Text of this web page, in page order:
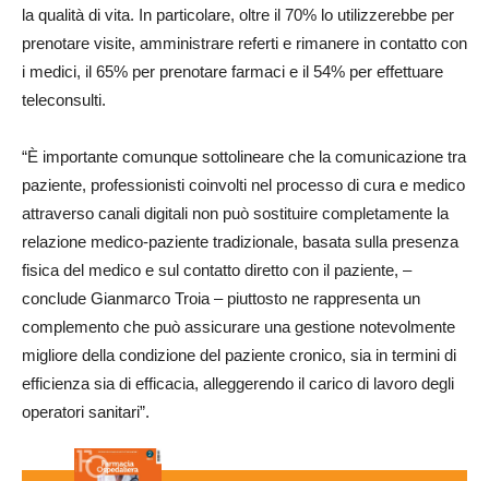
la qualità di vita. In particolare, oltre il 70% lo utilizzerebbe per
prenotare visite, amministrare referti e rimanere in contatto con
i medici, il 65% per prenotare farmaci e il 54% per effettuare
teleconsulti.
“È importante comunque sottolineare che la comunicazione tra
paziente, professionisti coinvolti nel processo di cura e medico
attraverso canali digitali non può sostituire completamente la
relazione medico-paziente tradizionale, basata sulla presenza
fisica del medico e sul contatto diretto con il paziente, –
conclude Gianmarco Troia – piuttosto ne rappresenta un
complemento che può assicurare una gestione notevolmente
migliore della condizione del paziente cronico, sia in termini di
efficienza sia di efficacia, alleggerendo il carico di lavoro degli
operatori sanitari”.